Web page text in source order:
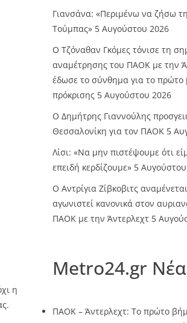
η
Γιανσάνα: «Περιμένω να ζήσω
Τούμπας» 5 Αυγούστου 2026
Ο Τζόναθαν Γκόμες τόνισε τη
αναμέτρησης του ΠΑΟΚ με την
έδωσε το σύνθημα για το
πρόκρισης 5 Αυγούστου 2026
Ο Δημήτρης Γιαννούλης
Θεσσαλονίκη για τον ΠΑΟΚ 5
Λίσι: «Να μην πιστέψουμε ότι
επειδή κερδίζουμε» 5
Ο Αντρίγια Ζίβκοβιτς
αγωνιστεί κανονικά στον
ΠΑΟΚ με την Άντερλεχτ 5
Metro24.gr Νέα
ΠΑΟΚ – Άντερλεχτ: Το πρώτο